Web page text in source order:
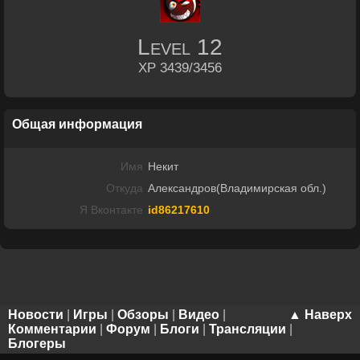
Level 12
XP 3439/3456
Общая информация
Имя Некит
Откуда Александров(Владимирская обл.)
Я Вконтакте id86217610
▲ Наверх
Новости Игры Обзоры Видео
Комментарии
Форум Блоги Трансляции
Блогеры